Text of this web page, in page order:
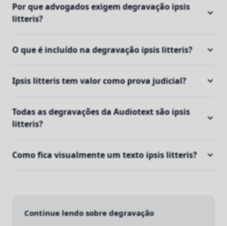
Por que advogados exigem degravação ipsis
litteris?
O que é incluído na degravação ipsis litteris?
Ipsis litteris tem valor como prova judicial?
Todas as degravações da Audiotext são ipsis
litteris?
Como fica visualmente um texto ipsis litteris?
Continue lendo sobre degravação